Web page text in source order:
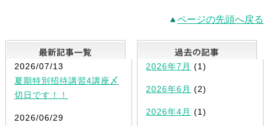
ページの先頭へ戻る
最新記事一覧
2026/07/13
夏期特別招待講習4講座〆
切日です！！
2026/06/29
2026年7月 (1)
2026年6月 (2)
2026年4月 (1)